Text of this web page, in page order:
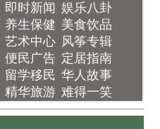
即时新闻 娱乐八卦
养生保健 美食饮品
艺术中心 风筝专辑
便民广告 定居指南
留学移民 华人故事
精华旅游 难得一笑